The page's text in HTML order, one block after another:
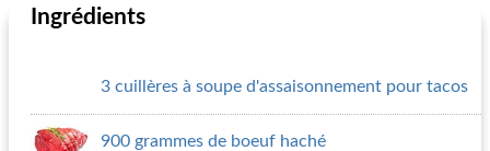
Ingrédients
3 cuillères à soupe d'assaisonnement pour tacos
900 grammes de boeuf haché